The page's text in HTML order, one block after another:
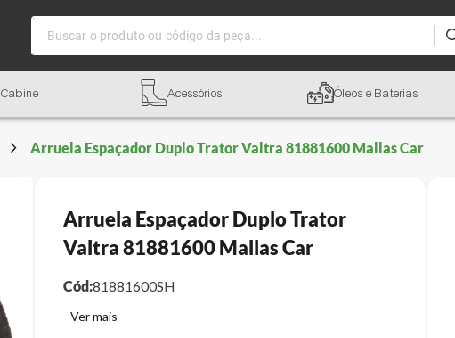
Buscar o produto ou código da peça...
Cabine Acessórios Óleos e Baterias
Arruela Espaçador Duplo Trator Valtra 81881600 Mallas Car
Arruela Espaçador Duplo Trator
Valtra 81881600 Mallas Car
Cód:81881600SH